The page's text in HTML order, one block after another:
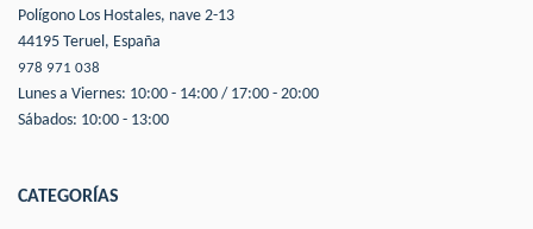
Polígono Los Hostales, nave 2-13
44195 Teruel, España
978 971 038
Lunes a Viernes: 10:00 - 14:00 / 17:00 - 20:00
Sábados: 10:00 - 13:00
CATEGORÍAS